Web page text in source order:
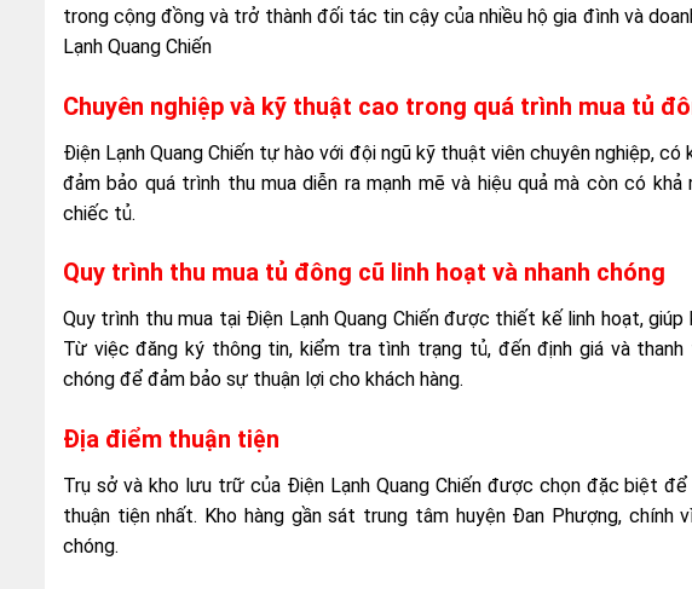
trong cộng đồng và trở thành đối tác tin cậy của nhiều hộ gia đình và
Lạnh Quang Chiến
Chuyên nghiệp và kỹ thuật cao trong quá trình mua tủ
Điện Lạnh Quang Chiến tự hào với đội ngũ kỹ thuật viên chuyên nghiệp,
đảm bảo quá trình thu mua diễn ra mạnh mẽ và hiệu quả mà còn có
chiếc tủ.
Quy trình thu mua tủ đông cũ linh hoạt và nhanh chóng
Quy trình thu mua tại Điện Lạnh Quang Chiến được thiết kế linh hoạt,
Từ việc đăng ký thông tin, kiểm tra tình trạng tủ, đến định giá và
chóng để đảm bảo sự thuận lợi cho khách hàng.
Địa điểm thuận tiện
Trụ sở và kho lưu trữ của Điện Lạnh Quang Chiến được chọn đặc biệt
thuận tiện nhất. Kho hàng gần sát trung tâm huyện Đan Phượng,
chóng.